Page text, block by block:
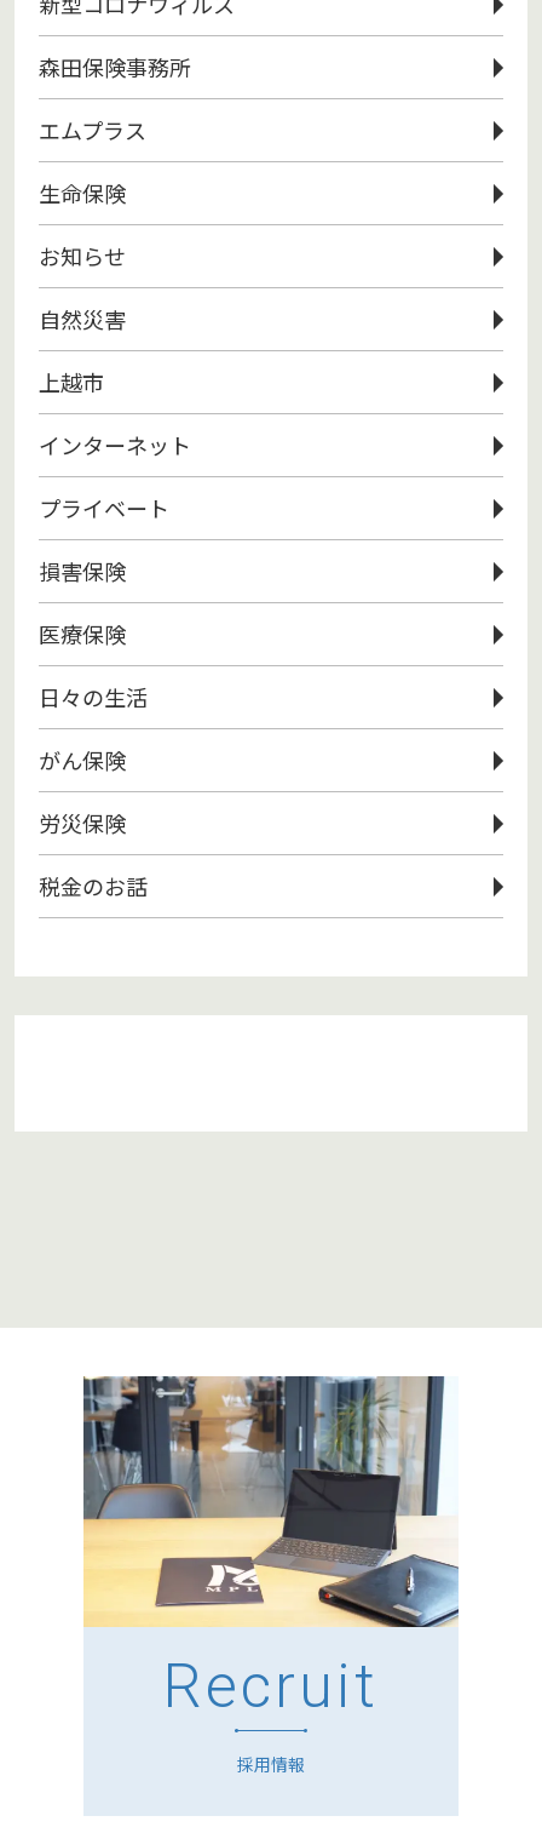
森田保険事務所
エムプラス
生命保険
お知らせ
自然災害
上越市
インターネット
プライベート
損害保険
医療保険
日々の生活
がん保険
労災保険
税金のお話
Recruit
採用情報